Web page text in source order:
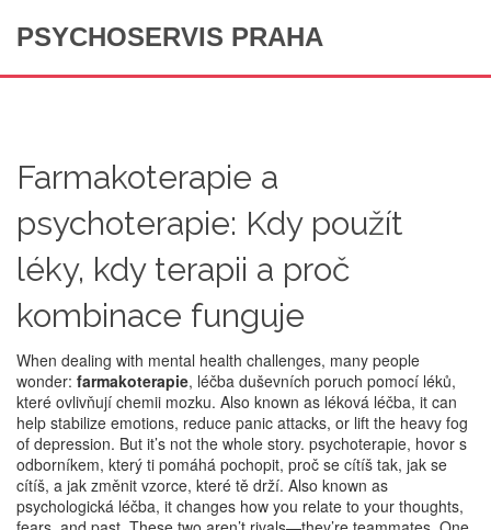
PSYCHOSERVIS PRAHA
Farmakoterapie a
psychoterapie: Kdy použít
léky, kdy terapii a proč
kombinace funguje
When dealing with mental health challenges, many people
wonder: farmakoterapie, léčba duševních poruch pomocí léků,
které ovlivňují chemii mozku. Also known as léková léčba, it can
help stabilize emotions, reduce panic attacks, or lift the heavy fog
of depression. But it’s not the whole story. psychoterapie, hovor s
odborníkem, který ti pomáhá pochopit, proč se cítíš tak, jak se
cítíš, a jak změnit vzorce, které tě drží. Also known as
psychologická léčba, it changes how you relate to your thoughts,